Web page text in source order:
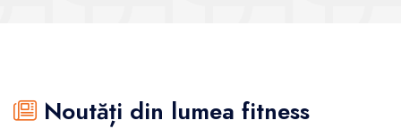
Noutăți din lumea fitness